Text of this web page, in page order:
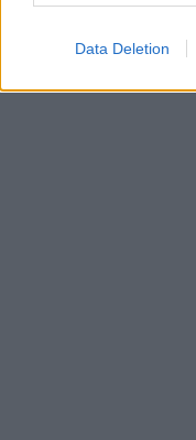
Data Deletion